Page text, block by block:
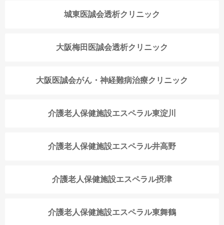
城東医誠会透析クリニック
大阪梅田医誠会透析クリニック
大阪医誠会がん・神経難病治療クリニック
介護老人保健施設エスペラル東淀川
介護老人保健施設エスペラル井高野
介護老人保健施設エスペラル摂津
介護老人保健施設エスペラル東舞鶴